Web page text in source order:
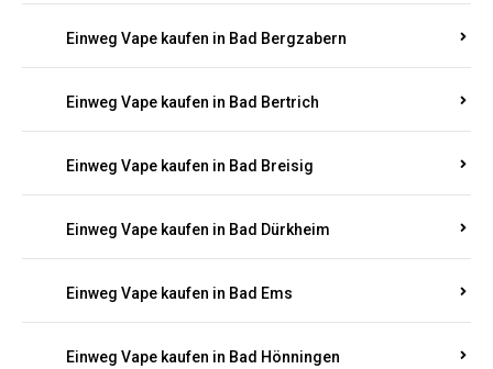
Einweg Vape kaufen in Bad Bergzabern
Einweg Vape kaufen in Bad Bertrich
Einweg Vape kaufen in Bad Breisig
Einweg Vape kaufen in Bad Dürkheim
Einweg Vape kaufen in Bad Ems
Einweg Vape kaufen in Bad Hönningen